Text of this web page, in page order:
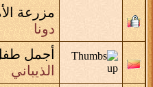
مزرعة
دونا
أجمل
الذيباني